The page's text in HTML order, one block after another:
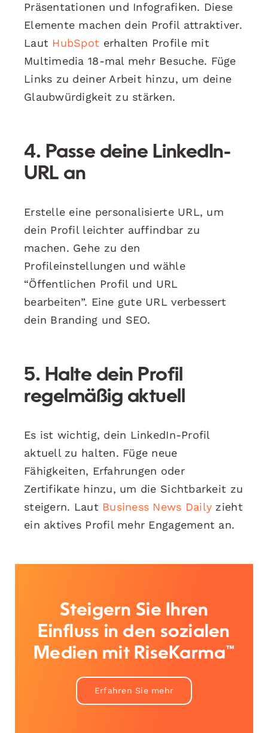
Präsentationen und Infografiken. Diese
Elemente machen dein Profil attraktiver.
Laut HubSpot erhalten Profile mit
Multimedia 18-mal mehr Besuche. Füge
Links zu deiner Arbeit hinzu, um deine
Glaubwürdigkeit zu stärken.
4. Passe deine LinkedIn-
URL an
Erstelle eine personalisierte URL, um
dein Profil leichter auffindbar zu
machen. Gehe zu den
Profileinstellungen und wähle
“Öffentlichen Profil und URL
bearbeiten”. Eine gute URL verbessert
dein Branding und SEO.
5. Halte dein Profil
regelmäßig aktuell
Es ist wichtig, dein LinkedIn-Profil
aktuell zu halten. Füge neue
Fähigkeiten, Erfahrungen oder
Zertifikate hinzu, um die Sichtbarkeit zu
steigern. Laut Business News Daily zieht
ein aktives Profil mehr Engagement an.
Steigern Sie Ihren
Einfluss in den sozialen
Medien mit RiseKarma™
Erfahren Sie mehr